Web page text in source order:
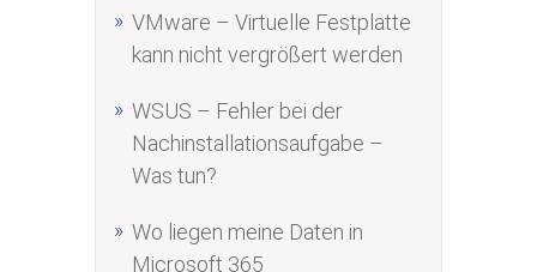
VMware – Virtuelle Festplatte
kann nicht vergrößert werden
WSUS – Fehler bei der
Nachinstallationsaufgabe –
Was tun?
Wo liegen meine Daten in
Microsoft 365